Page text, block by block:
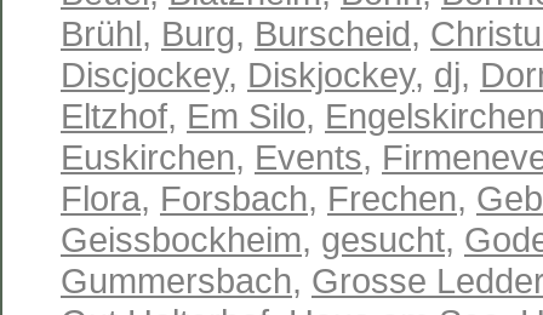
Brühl, Burg, Burscheid,
Discjockey, Diskjockey, dj,
Eltzhof, Em Silo,
Euskirchen, Events,
Flora, Forsbach, Frechen,
Geissbockheim, gesucht,
Gummersbach, Grosse Ledder